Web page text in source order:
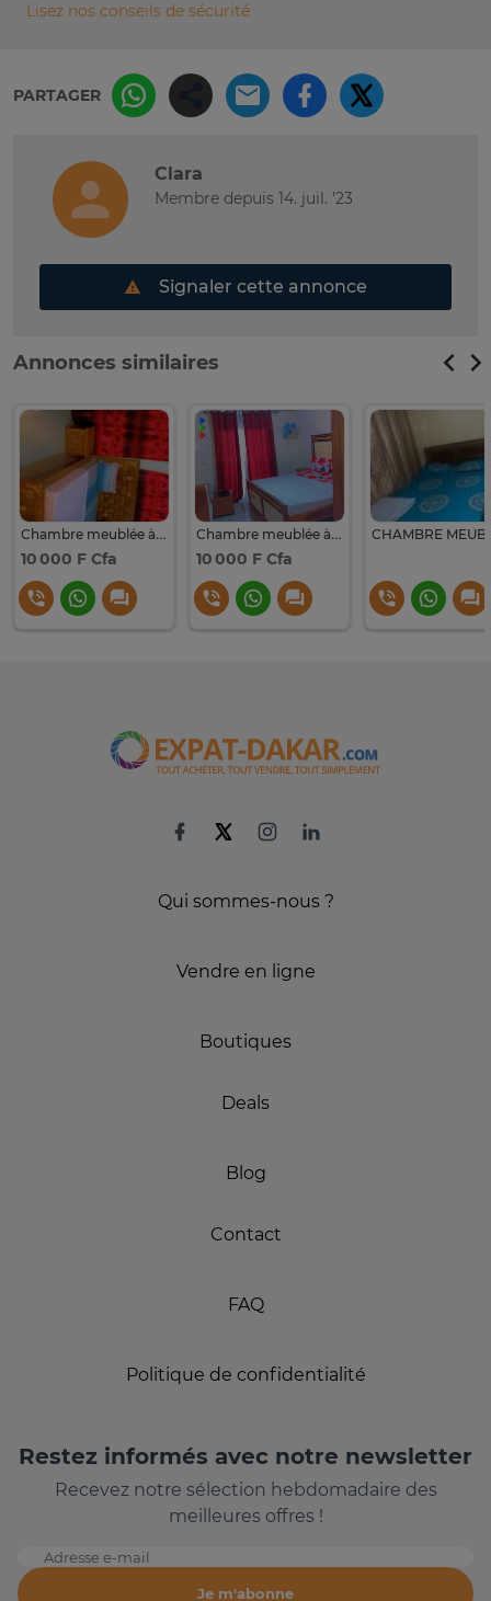
Lisez nos conseils de sécurité
PARTAGER
Clara
Membre depuis 14. juil. '23
Signaler cette annonce
Annonces similaires
Chambre meublée à ouakam
10 000 F Cfa
Chambre meublée à OUAKAM
10 000 F Cfa
Qui sommes-nous ?
Vendre en ligne
Boutiques
Deals
Blog
Contact
FAQ
Politique de confidentialité
Restez informés avec notre newsletter
Recevez notre sélection hebdomadaire des
meilleures offres !
Adresse e-mail
Je m'abonne